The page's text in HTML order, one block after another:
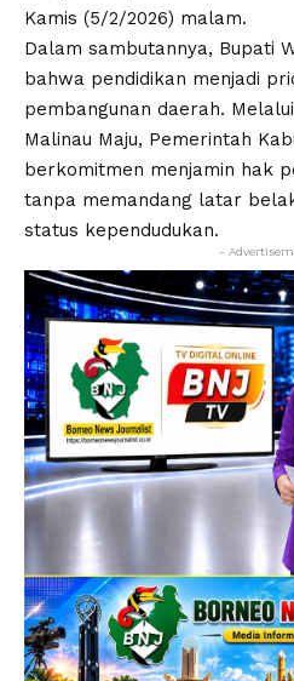
Kamis (5/2/2026) malam.
Dalam sambutannya, Bupati
bahwa pendidikan menjadi
pembangunan daerah.
Malinau Maju, Pemerintah
berkomitmen menjamin hak
tanpa memandang latar
status kependudukan.
-